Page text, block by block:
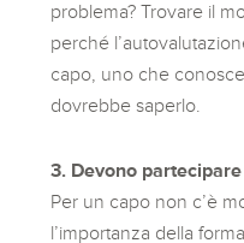
problema? Trovare il
perché
capo, uno che
dovrebbe saperlo.
3. Devono
Per un capo non c’è
l’importanza della